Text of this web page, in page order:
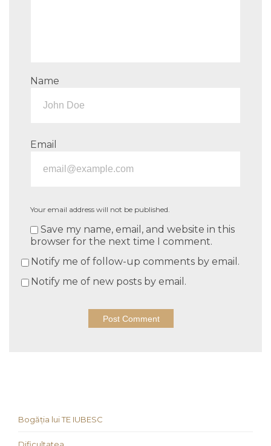
Name
Email
Your email address will not be published.
Save my name, email, and website in this
browser for the next time I comment.
Notify me of follow-up comments by email.
Notify me of new posts by email.
Bogăția lui TE IUBESC